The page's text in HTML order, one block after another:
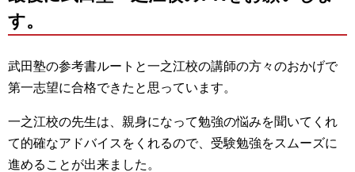
す。
武田塾の参考書ルートと一之江校の講師の方々のおかげで
第一志望に合格できたと思っています。
一之江校の先生は、親身になって勉強の悩みを聞いてくれ
て的確なアドバイスをくれるので、受験勉強をスムーズに
進めることが出来ました。